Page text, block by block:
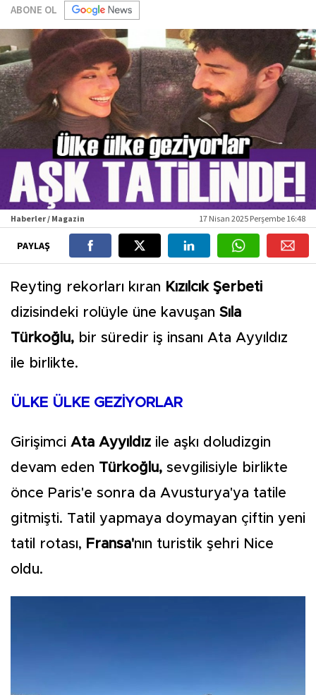
ABONE OL
Haberler / Magazin 17 Nisan 2025 Perşembe 16:48
PAYLAŞ
Reyting rekorları kıran Kızılcık Şerbeti
dizisindeki rolüyle üne kavuşan Sıla
Türkoğlu, bir süredir iş insanı Ata Ayyıldız
ile birlikte.
ÜLKE ÜLKE GEZİYORLAR
Girişimci Ata Ayyıldız ile aşkı doludizgin
devam eden Türkoğlu, sevgilisiyle birlikte
önce Paris'e sonra da Avusturya'ya tatile
gitmişti. Tatil yapmaya doymayan çiftin yeni
tatil rotası, Fransa'nın turistik şehri Nice
oldu.